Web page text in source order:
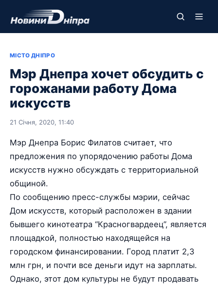
МІСТО ДНІПРО
Мэр Днепра хочет обсудить с
горожанами работу Дома
искусств
21 Січня, 2020, 11:40
Мэр Днепра Борис Филатов считает, что
предложения по упорядочению работы Дома
искусств нужно обсуждать с территориальной
общиной.
По сообщению пресс-службы мэрии, сейчас
Дом искусств, который расположен в здании
бывшего кинотеатра “Красногвардеец”, является
площадкой, полностью находящейся на
городском финансировании. Город платит 2,3
млн грн, и почти все деньги идут на зарплаты.
Однако, этот дом культуры не будут продавать